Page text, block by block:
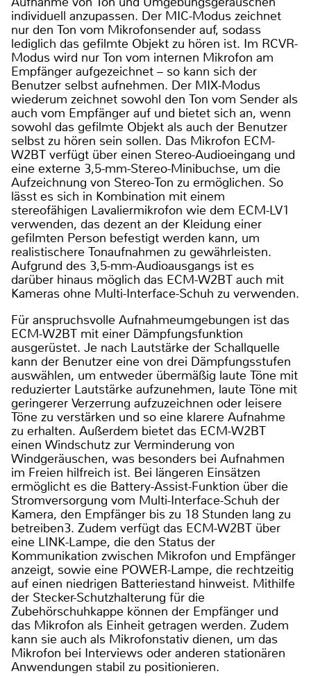
individuell anzupassen. Der MIC-Modus zeichnet
nur den Ton vom Mikrofonsender auf, sodass
lediglich das gefilmte Objekt zu hören ist. Im RCVR-
Modus wird nur Ton vom internen Mikrofon am
Empfänger aufgezeichnet – so kann sich der
Benutzer selbst aufnehmen. Der MIX-Modus
wiederum zeichnet sowohl den Ton vom Sender als
auch vom Empfänger auf und bietet sich an, wenn
sowohl das gefilmte Objekt als auch der Benutzer
selbst zu hören sein sollen. Das Mikrofon ECM-
W2BT verfügt über einen Stereo-Audioeingang und
eine externe 3,5-mm-Stereo-Minibuchse, um die
Aufzeichnung von Stereo-Ton zu ermöglichen. So
lässt es sich in Kombination mit einem
stereofähigen Lavaliermikrofon wie dem ECM-LV1
verwenden, das dezent an der Kleidung einer
gefilmten Person befestigt werden kann, um
realistischere Tonaufnahmen zu gewährleisten.
Aufgrund des 3,5-mm-Audioausgangs ist es
darüber hinaus möglich das ECM-W2BT auch mit
Kameras ohne Multi-Interface-Schuh zu verwenden.
Für anspruchsvolle Aufnahmeumgebungen ist das
ECM-W2BT mit einer Dämpfungsfunktion
ausgerüstet. Je nach Lautstärke der Schallquelle
kann der Benutzer eine von drei Dämpfungsstufen
auswählen, um entweder übermäßig laute Töne mit
reduzierter Lautstärke aufzunehmen, laute Töne mit
geringerer Verzerrung aufzuzeichnen oder leisere
Töne zu verstärken und so eine klarere Aufnahme
zu erhalten. Außerdem bietet das ECM-W2BT
einen Windschutz zur Verminderung von
Windgeräuschen, was besonders bei Aufnahmen
im Freien hilfreich ist. Bei längeren Einsätzen
ermöglicht es die Battery-Assist-Funktion über die
Stromversorgung vom Multi-Interface-Schuh der
Kamera, den Empfänger bis zu 18 Stunden lang zu
betreiben3. Zudem verfügt das ECM-W2BT über
eine LINK-Lampe, die den Status der
Kommunikation zwischen Mikrofon und Empfänger
anzeigt, sowie eine POWER-Lampe, die rechtzeitig
auf einen niedrigen Batteriestand hinweist. Mithilfe
der Stecker-Schutzhalterung für die
Zubehörschuhkappe können der Empfänger und
das Mikrofon als Einheit getragen werden. Zudem
kann sie auch als Mikrofonstativ dienen, um das
Mikrofon bei Interviews oder anderen stationären
Anwendungen stabil zu positionieren.